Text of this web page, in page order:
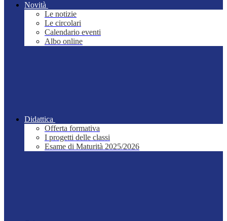
Novità
Le notizie
Le circolari
Calendario eventi
Albo online
Didattica
Offerta formativa
I progetti delle classi
Esame di Maturità 2025/2026